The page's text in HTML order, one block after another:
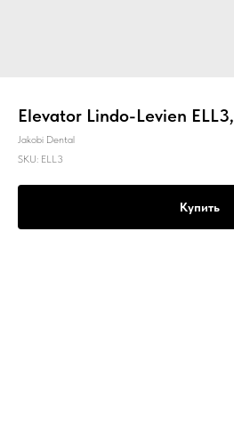
Elevator Lindo-Levien ELL3,
Jakobi Dental
SKU: ELL3
Купить